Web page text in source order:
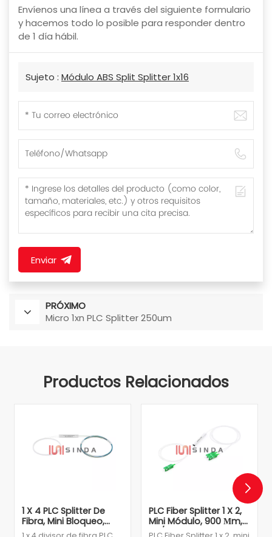
Envíenos una línea a través del siguiente formulario
y hacemos todo lo posible para responder dentro
de 1 día hábil.
Sujeto : Módulo ABS Split Splitter 1x16
Enviar
PRÓXIMO
Micro 1xn PLC Splitter 250um
Productos Relacionados
1 X 4 PLC Splitter De
Fibra, Mini Bloqueo,
Fibra Desnuda 250
PLC Fiber Splitter 1 X 2,
Mini Módulo, 900 Μm,
SC/APC, Singlemode